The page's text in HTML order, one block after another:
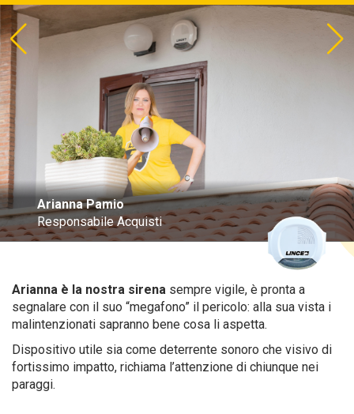
Arianna Pamio
Responsabile Acquisti
Arianna è la nostra sirena sempre vigile, è pronta a
segnalare con il suo “megafono” il pericolo: alla sua vista i
malintenzionati sapranno bene cosa li aspetta.
Dispositivo utile sia come deterrente sonoro che visivo di
fortissimo impatto, richiama l’attenzione di chiunque nei
paraggi.